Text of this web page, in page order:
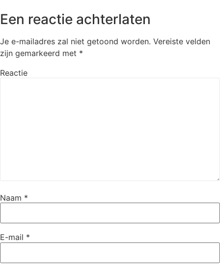
Een reactie achterlaten
Je e-mailadres zal niet getoond worden. Vereiste velden
zijn gemarkeerd met *
Reactie
Naam *
E-mail *